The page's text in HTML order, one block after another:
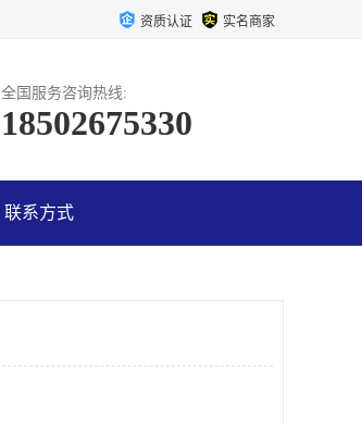
资质认证 实名商家
全国服务咨询热线:
18502675330
联系方式